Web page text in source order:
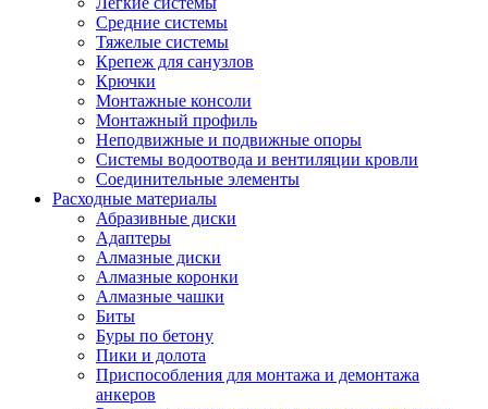
Средние системы
Тяжелые системы
Крепеж для санузлов
Крючки
Монтажные консоли
Монтажный профиль
Неподвижные и подвижные опоры
Системы водоотвода и вентиляции кровли
Соединительные элементы
Расходные материалы
Абразивные диски
Адаптеры
Алмазные диски
Алмазные коронки
Алмазные чашки
Биты
Буры по бетону
Пики и долота
Приспособления для монтажа и демонтажа
анкеров